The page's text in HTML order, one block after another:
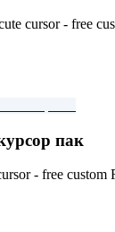
cursor - free
пак
- free custom